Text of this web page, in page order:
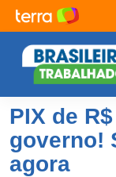
PIX de
governo!
agora